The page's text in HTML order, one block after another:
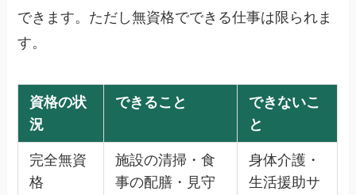
できます。ただし無資格でできる仕事は限られま
す。
資格の状
況
できること
できないこ
と
完全無資
格
施設の清掃・食
事の配膳・見守
身体介護・
生活援助サ